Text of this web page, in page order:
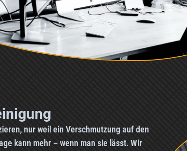
nur weil ein Verschmutzung auf den
kann mehr – wenn man sie lässt. Wir